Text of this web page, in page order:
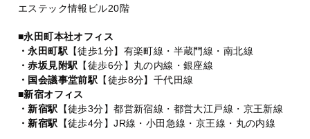
エステック情報ビル20階
■永田町本社オフィス
・永田町駅 【徒歩1分】有楽町線・半蔵門線・南北線
・赤坂見附駅 【徒歩6分】丸の内線・銀座線
・国会議事堂前駅 【徒歩8分】千代田線
■新宿オフィス
・新宿駅 【徒歩3分】都営新宿線・都営大江戸線・京王新線
・新宿駅 【徒歩4分】JR線・小田急線・京王線・丸の内線